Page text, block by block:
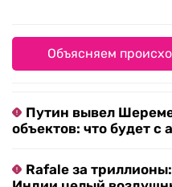
Объясняем
Путин вывел
объектов: что будет с
Rafale за